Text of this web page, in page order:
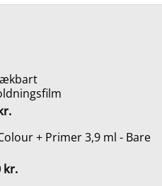
Den
pris
49,00 kr..
+ Primer 3,9 ml - Bare
kr.Den